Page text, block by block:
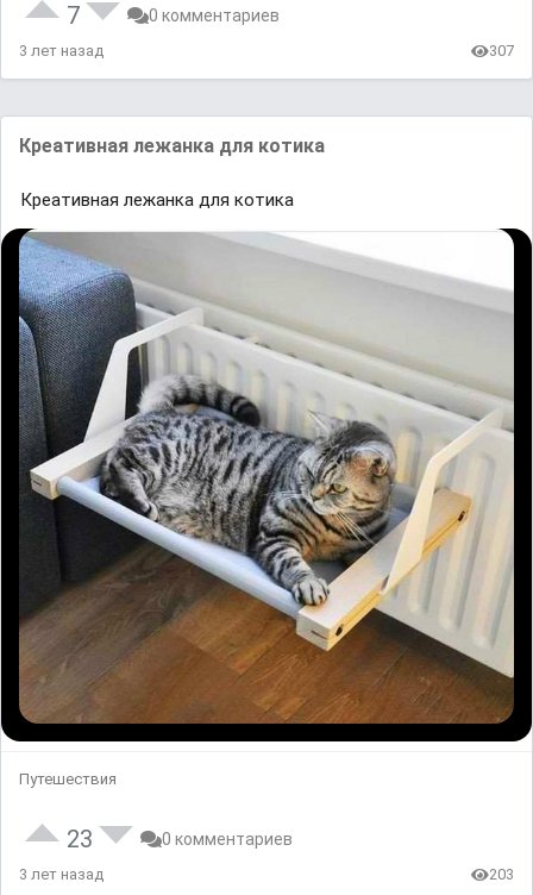
7 0 комментариев
3 лет назад 307
Креативная лежанка для котика
Креативная лежанка для котика
Путешествия
23 0 комментариев
3 лет назад 203